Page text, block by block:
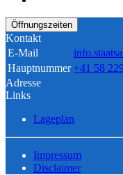
Öffnungszeiten
Kontakt
E-Mail
Hauptnummer +41 58
Adresse
Links
Lageplan
Impressum
Disclaimer